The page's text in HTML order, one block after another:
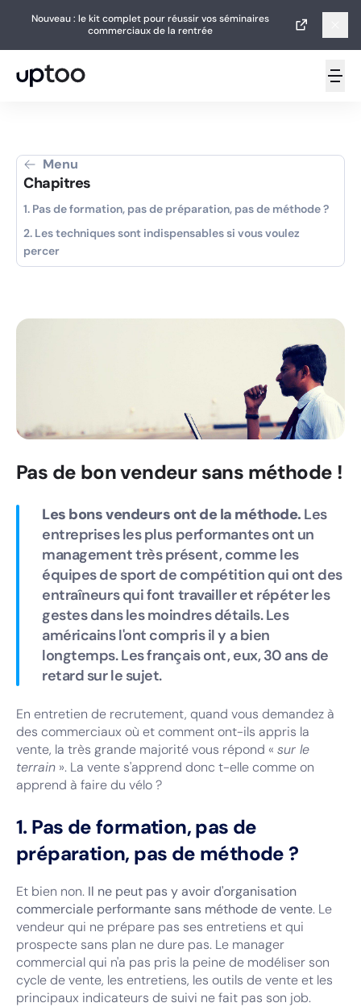
Nouveau : le kit complet pour réussir vos séminaires
commerciaux de la rentrée
Nouveau : le kit complet pour réussir vos séminaires
commerciaux de la rentrée
Menu
Chapitres
1. Pas de formation, pas de préparation, pas de méthode ?
2. Les techniques sont indispensables si vous voulez
percer
Pas de bon vendeur sans méthode !
Les bons vendeurs ont de la méthode. Les
entreprises les plus performantes ont un
management très présent, comme les
équipes de sport de compétition qui ont des
entraîneurs qui font travailler et répéter les
gestes dans les moindres détails. Les
américains l'ont compris il y a bien
longtemps. Les français ont, eux, 30 ans de
retard sur le sujet.
En entretien de recrutement, quand vous demandez à
des commerciaux où et comment ont-ils appris la
vente, la très grande majorité vous répond « sur le
terrain ». La vente s'apprend donc t-elle comme on
apprend à faire du vélo ?
1. Pas de formation, pas de
préparation, pas de méthode ?
Et bien non. Il ne peut pas y avoir d'organisation
commerciale performante sans méthode de vente. Le
vendeur qui ne prépare pas ses entretiens et qui
prospecte sans plan ne dure pas. Le manager
commercial qui n'a pas pris la peine de modéliser son
cycle de vente, les entretiens, les outils de vente et les
principaux indicateurs de suivi ne fait pas son job.